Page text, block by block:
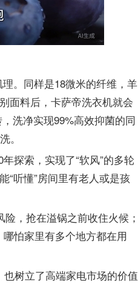
。同样是18微米的纤维，羊
面料后，卡萨帝洗衣机就会
洗净实现99%高效抑菌的同
。
探索，实现了“软风”的多轮
“听懂”房间里有老人或是孩
，抢在溢锅之前收住火候；
怕家里有多个地方都在用
树立了高端家电市场的价值